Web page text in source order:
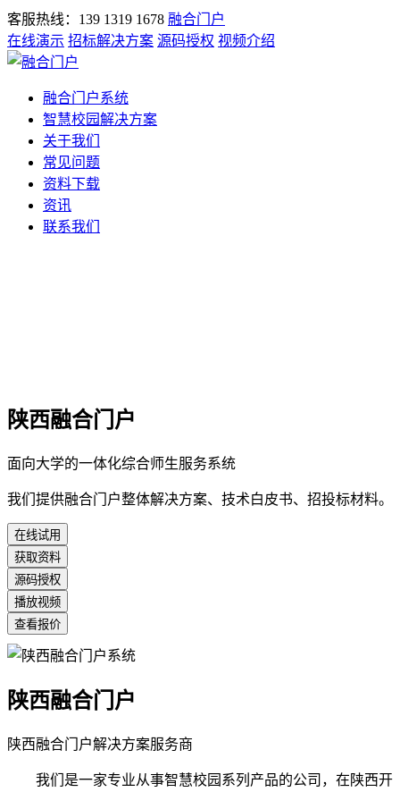
客服热线：139 1319 1678 融合门户
在线演示 招标解决方案 源码授权 视频介绍
融合门户系统
智慧校园解决方案
关于我们
常见问题
资料下载
资讯
联系我们
陕西融合门户
面向大学的一体化综合师生服务系统
我们提供融合门户整体解决方案、技术白皮书、招投标材料。
在线试用
获取资料
源码授权
播放视频
查看报价
陕西融合门户
陕西融合门户解决方案服务商
我们是一家专业从事智慧校园系列产品的公司，在陕西开